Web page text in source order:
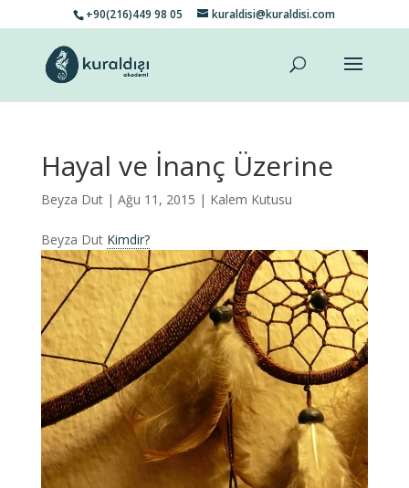
+90(216)449 98 05 kuraldisi@kuraldisi.com
Hayal ve İnanç Üzerine
Beyza Dut| Ağu 11, 2015 | Kalem Kutusu
Beyza Dut Kimdir?